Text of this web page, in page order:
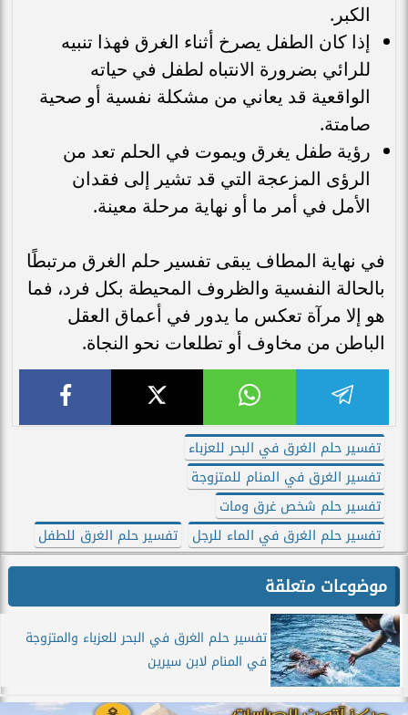
الكبر.
إذا كان الطفل يصرخ أثناء الغرق فهذا تنبيه
للرائي بضرورة الانتباه لطفل في حياته
الواقعية قد يعاني من مشكلة نفسية أو صحية
صامتة.
رؤية طفل يغرق ويموت في الحلم تعد من
الرؤى المزعجة التي قد تشير إلى فقدان
الأمل في أمر ما أو نهاية مرحلة معينة.
في نهاية المطاف يبقى تفسير حلم الغرق مرتبطًا
بالحالة النفسية والظروف المحيطة بكل فرد، فما
هو إلا مرآة تعكس ما يدور في أعماق العقل
الباطن من مخاوف أو تطلعات نحو النجاة.
تفسير حلم الغرق في البحر للعزباء
تفسير الغرق في المنام للمتزوجة
تفسير حلم شخص غرق ومات
تفسير حلم الغرق في الماء للرجل
تفسير حلم الغرق للطفل
موضوعات متعلقة
تفسير حلم الغرق في البحر للعزباء والمتزوجة
في المنام لابن سيرين